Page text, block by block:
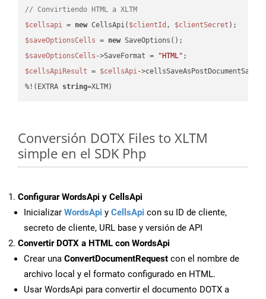
// Convirtiendo HTML a XLTM
$cellsapi = new CellsApi( $clientId , $clientSecret
$saveOptionsCells = new
$saveOptionsCells ->SaveFormat = "HTML"
$cellsApiResult = $cellsApi-
%!(EXTRA string=XLTM)
Conversión DOTX Files to XLTM
simple en el SDK Php
Configurar WordsApi y CellsApi
Inicializar WordsApi y CellsApi con su ID de cliente,
secreto de cliente, URL base y versión de API
Convertir DOTX a HTML con WordsApi
Crear una ConvertDocumentRequest con el nombre de
archivo local y el formato configurado en HTML.
Usar WordsApi para convertir el documento DOTX a